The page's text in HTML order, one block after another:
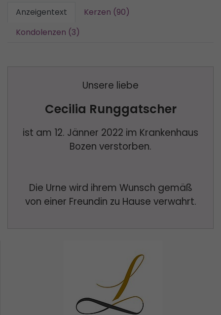
Anzeigentext
Kerzen (90)
Kondolenzen (3)
Unsere liebe
Cecilia Runggatscher
ist am 12. Jänner 2022 im Krankenhaus
Bozen verstorben.
Die Urne wird ihrem Wunsch gemäß
von einer Freundin zu Hause verwahrt.